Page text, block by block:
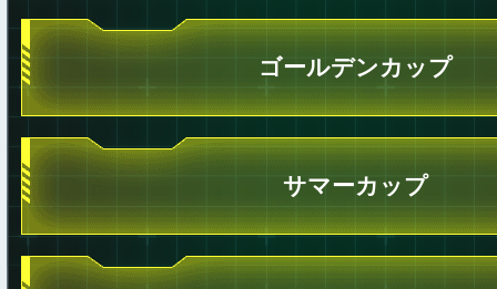
ゴールデンカップ
サマーカップ